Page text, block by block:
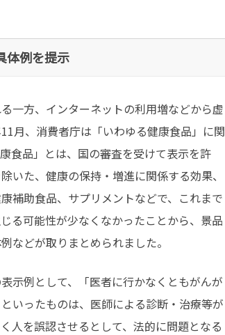
体例を提示
一方、インターネットの利用増などから虚
月、消費者庁は「いわゆる健康食品」に関
食品」とは、国の審査を受けて表示を許
いた、健康の保持・増進に関係する効果、
補助食品、サプリメントなどで、これまで
る可能性が少なくなかったことから、景品
などが取りまとめられました。
示例として、「医者に行かなくともがんが
いったものは、医師による診断・治療等が
人を誤認させるとして、法的に問題となる